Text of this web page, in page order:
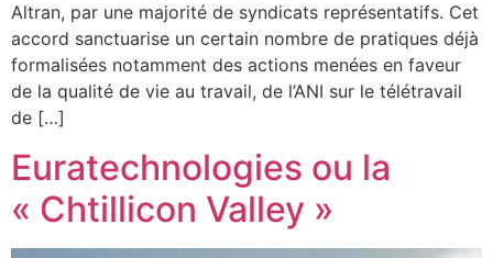
Altran, par une majorité de syndicats représentatifs. Cet
accord sanctuarise un certain nombre de pratiques déjà
formalisées notamment des actions menées en faveur
de la qualité de vie au travail, de l’ANI sur le télétravail
de […]
Euratechnologies ou la
« Chtillicon Valley »